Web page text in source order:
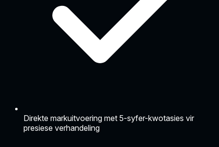
Direkte markuitvoering met 5-syfer-kwotasies vir
presiese verhandeling